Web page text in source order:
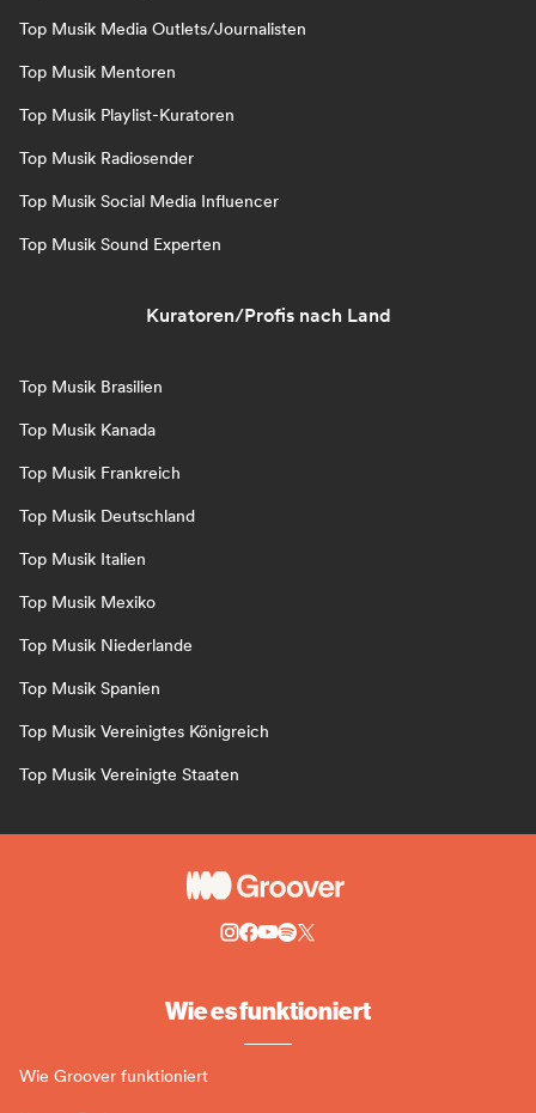
Top Musik Media Outlets/Journalisten
Top Musik Mentoren
Top Musik Playlist-Kuratoren
Top Musik Radiosender
Top Musik Social Media Influencer
Top Musik Sound Experten
Kuratoren/Profis nach Land
Top Musik Brasilien
Top Musik Kanada
Top Musik Frankreich
Top Musik Deutschland
Top Musik Italien
Top Musik Mexiko
Top Musik Niederlande
Top Musik Spanien
Top Musik Vereinigtes Königreich
Top Musik Vereinigte Staaten
Wie es funktioniert
Wie Groover funktioniert